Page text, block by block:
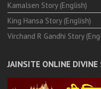
Kamalsen Story (English)
King Hansa Story (English)
Virchand R Gandhi Story
JAINSITE ONLINE DIVINE